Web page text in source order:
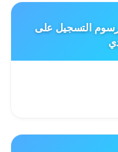
التسجيل على